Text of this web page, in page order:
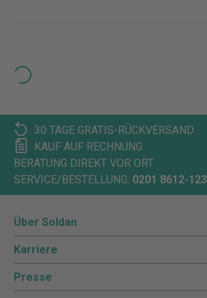
Loading...
30 TAGE GRATIS-RÜCKVERSAND
KAUF AUF RECHNUNG
BERATUNG DIREKT VOR ORT
SERVICE/BESTELLUNG: 0201 8612-123
Über Soldan
Karriere
Presse